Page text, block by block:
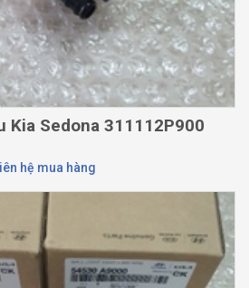
Kia Sedona 311112P900
hệ mua hàng